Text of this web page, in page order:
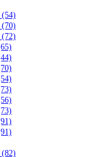
(54)
(70)
(72)
(82)